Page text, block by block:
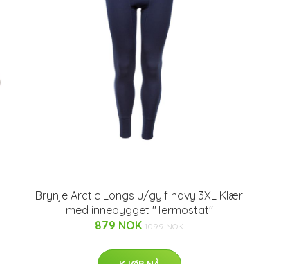
Brynje Arctic Longs u/gylf navy 3XL Klær
med innebygget "Termostat"
879 NOK 1099 NOK